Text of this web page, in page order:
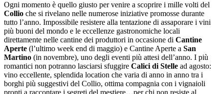
Ogni momento è quello giusto per venire a scoprire i mille volti del
Collio che si rivelano nelle numerose iniziative promosse durante
tutto l’anno. Impossibile resistere alla tentazione di assaporare i vini
più buoni del mondo e le eccellenze gastronomiche locali
direttamente nelle cantine dei produttori in occasione di Cantine
Aperte (l’ultimo week end di maggio) e Cantine Aperte a San
Martino (in novembre), uno degli eventi più attesi dell’anno. I più
romantici non potranno lasciarsi sfuggire Calici di Stelle ad agosto:
vino eccellente, splendida location che varia di anno in anno tra i
borghi più suggestivi del Collio, ottima compagnia con i vignaioli
pronti a raccontare i segreti del mestiere…per chi non resiste al